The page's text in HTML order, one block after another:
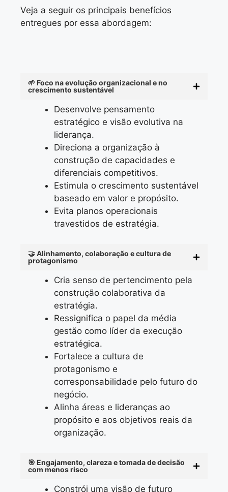
Veja a seguir os principais benefícios
entregues por essa abordagem:
🌱 Foco na evolução organizacional e no
crescimento sustentável
Desenvolve pensamento
estratégico e visão evolutiva na
liderança.
Direciona a organização à
construção de capacidades e
diferenciais competitivos.
Estimula o crescimento sustentável
baseado em valor e propósito.
Evita planos operacionais
travestidos de estratégia.
🤝 Alinhamento, colaboração e cultura de
protagonismo
Cria senso de pertencimento pela
construção colaborativa da
estratégia.
Ressignifica o papel da média
gestão como líder da execução
estratégica.
Fortalece a cultura de
protagonismo e
corresponsabilidade pelo futuro do
negócio.
Alinha áreas e lideranças ao
propósito e aos objetivos reais da
organização.
🎯 Engajamento, clareza e tomada de decisão
com menos risco
Constrói uma visão de futuro